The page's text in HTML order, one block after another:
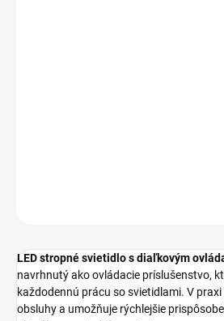
LED stropné svietidlo s diaľkovým
navrhnutý ako ovládacie príslušenstvo,
každodennú prácu so svietidlami. V
obsluhy a umožňuje rýchlejšie